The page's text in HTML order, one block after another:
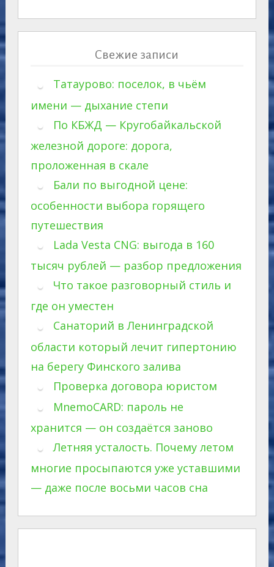
Свежие записи
Татаурово: поселок, в чьём
имени — дыхание степи
По КБЖД — Кругобайкальской
железной дороге: дорога,
проложенная в скале
Бали по выгодной цене:
особенности выбора горящего
путешествия
Lada Vesta CNG: выгода в 160
тысяч рублей — разбор предложения
Что такое разговорный стиль и
где он уместен
Санаторий в Ленинградской
области который лечит гипертонию
на берегу Финского залива
Проверка договора юристом
MnemoCARD: пароль не
хранится — он создаётся заново
Летняя усталость. Почему летом
многие просыпаются уже уставшими
— даже после восьми часов сна